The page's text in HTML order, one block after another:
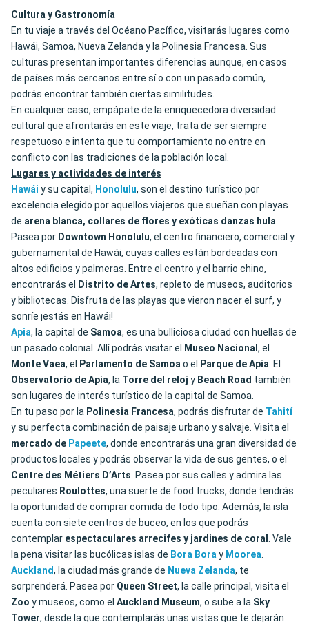
Cultura y Gastronomía
En tu viaje a través del Océano Pacífico, visitarás lugares como
Hawái, Samoa, Nueva Zelanda y la Polinesia Francesa. Sus
culturas presentan importantes diferencias aunque, en casos
de países más cercanos entre sí o con un pasado común,
podrás encontrar también ciertas similitudes.
En cualquier caso, empápate de la enriquecedora diversidad
cultural que afrontarás en este viaje, trata de ser siempre
respetuoso e intenta que tu comportamiento no entre en
conflicto con las tradiciones de la población local.
Lugares y actividades de interés
Hawái y su capital, Honolulu, son el destino turístico por
excelencia elegido por aquellos viajeros que sueñan con playas
de arena blanca, collares de flores y exóticas danzas hula.
Pasea por Downtown Honolulu, el centro financiero, comercial y
gubernamental de Hawái, cuyas calles están bordeadas con
altos edificios y palmeras. Entre el centro y el barrio chino,
encontrarás el
Distrito de Artes, repleto de museos, auditorios
y bibliotecas. Disfruta de las playas que vieron nacer el surf, y
sonríe ¡estás en Hawái!
Apia, la capital de Samoa, es una bulliciosa ciudad con huellas de
un pasado colonial. Allí podrás visitar el
Museo Nacional , el
Monte Vaea, el Parlamento de Samoao el Parque de Apia. El
Observatorio de Apia, la Torre del reloj y Beach Road también
son lugares de interés turístico de la capital de Samoa.
En tu paso por la Polinesia Francesa, podrás disfrutar de Tahití
y su perfecta combinación de paisaje urbano y salvaje. Visita el
mercado de Papeete, donde encontrarás una gran diversidad de
productos locales y podrás observar la vida de sus gentes, o el
Centre des Métiers D’Arts. Pasea por sus calles y admira las
peculiares Roulottes, una suerte de food trucks, donde tendrás
la oportunidad de comprar comida de todo tipo. Además, la isla
cuenta con siete centros de buceo, en los que podrás
contemplar espectaculares arrecifes y jardines de coral . Vale
la pena visitar las bucólicas islas de Bora Boray Moorea.
Auckland, la ciudad más grande de Nueva Zelanda, te
sorprenderá. Pasea por Queen Street, la calle principal, visita el
Zoo y museos, como el Auckland Museum, o sube a la Sky
Tower, desde la que contemplarás unas vistas que te dejarán